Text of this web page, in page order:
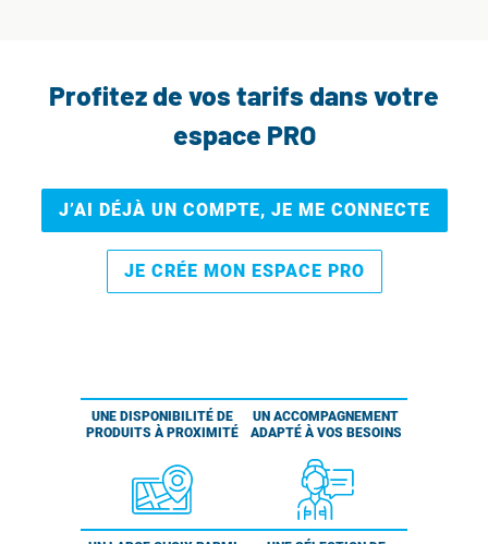
Profitez de vos tarifs dans votre
espace PRO
J’AI DÉJÀ UN COMPTE, JE ME CONNECTE
JE CRÉE MON ESPACE PRO
UNE DISPONIBILITÉ DE
PRODUITS À PROXIMITÉ
UN ACCOMPAGNEMENT
ADAPTÉ À VOS BESOINS